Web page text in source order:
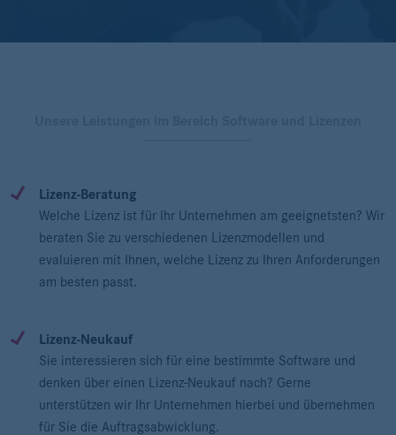
Lizenz-Beratung
Welche Lizenz ist für Ihr Unternehmen am geeignetsten? Wir
beraten Sie zu verschiedenen Lizenzmodellen und
evaluieren mit Ihnen, welche Lizenz zu Ihren Anforderungen
am besten passt.
Lizenz-Neukauf
Sie interessieren sich für eine bestimmte Software und
denken über einen Lizenz-Neukauf nach? Gerne
unterstützen wir Ihr Unternehmen hierbei und übernehmen
für Sie die Auftragsabwicklung.